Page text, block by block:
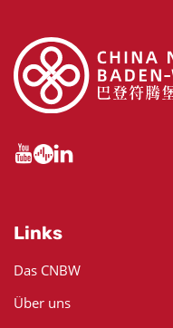
Links
Das CNBW
Über uns